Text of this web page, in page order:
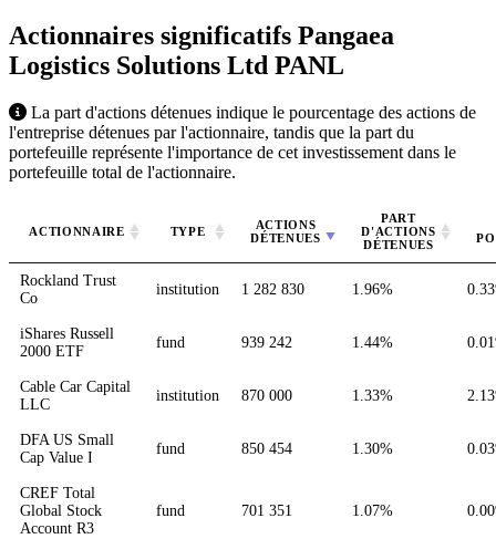
Actionnaires significatifs Pangaea
Logistics Solutions Ltd PANL
La part d'actions détenues indique le pourcentage des actions de
l'entreprise détenues par l'actionnaire, tandis que la part du
portefeuille représente l'importance de cet investissement dans le
portefeuille total de l'actionnaire.
ACTIONNAIRE TYPE
ACTIONS
DÉTENUES
PART
D'ACTIONS
DÉTENUES
Rockland Trust
Co
institution 1 282 830 1.96%
iShares Russell
2000 ETF
fund 939 242 1.44%
Cable Car Capital
LLC
institution 870 000 1.33%
DFA US Small
Cap Value I
fund 850 454 1.30%
CREF Total
Global Stock
Account R3
fund 701 351 1.07%